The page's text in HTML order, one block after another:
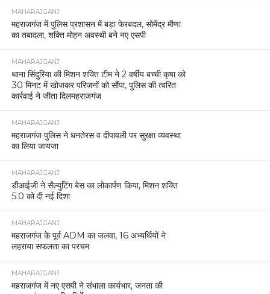
MAHARAJGANJ
महराजगंज में पुलिस प्रशासन में बड़ा फेरबदल, सोमेंद्र मीणा
का तबादला, शक्ति मोहन अवस्थी बने नए एसपी
MAHARAJGANJ
थाना सिंदुरिया की मिशन शक्ति टीम ने 2 वर्षीय बच्ची कृषा को
30 मिनट में खोजकर परिजनों को सौंपा, पुलिस की त्वरित
कार्रवाई ने जीता दिलमहराजगंज
MAHARAJGANJ
महराजगंज पुलिस ने धनतेरस व दीपावली पर सुरक्षा व्यवस्था
का लिया जायजा
MAHARAJGANJ
डीआईजी ने सैल्युटिंग बेस का लोकार्पण किया, मिशन शक्ति
5.0 को दी नई दिशा
MAHARAJGANJ
महराजगंज के पूर्व ADM का जलवा, 16 अभ्यर्थियों ने
लहराया सफलता का परचम
MAHARAJGANJ
महराजगंज में नए एसपी ने संभाला कार्यभार, जनता की